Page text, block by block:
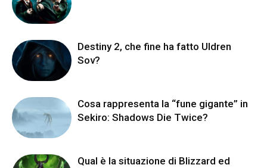
Destiny 2, che fine ha fatto Uldren
Sov?
Cosa rappresenta la “fune gigante” in
Sekiro: Shadows Die Twice?
Qual è la situazione di Blizzard ed